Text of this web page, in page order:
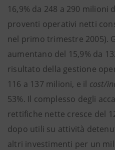
16,9% da 248 a 290 milioni
proventi operativi netti
nel primo trimestre 2005).
aumentano del 15,9% da
risultato della gestione
116 a 137 milioni, e il cost/
53%. Il complesso degli
rettifiche nette cresce del
dopo utili su attività
altri investimenti per un